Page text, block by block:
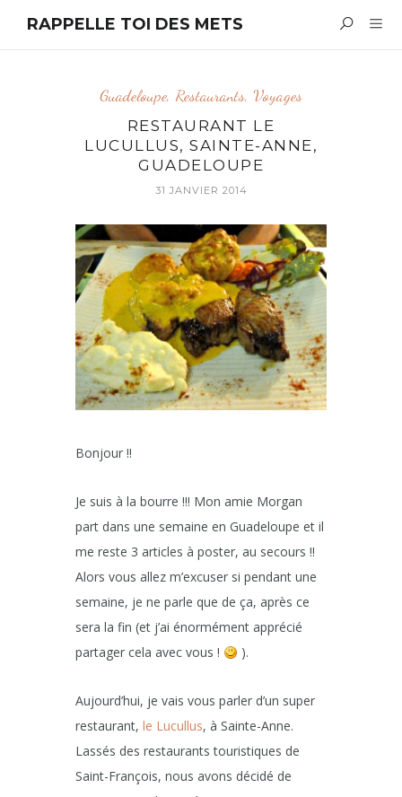
RAPPELLE TOI DES METS
Guadeloupe, Restaurants, Voyages
RESTAURANT LE
LUCULLUS, SAINTE-ANNE,
GUADELOUPE
31 JANVIER 2014
Bonjour !!
Je suis à la bourre !!! Mon amie Morgan
part dans une semaine en Guadeloupe et il
me reste 3 articles à poster, au secours !!
Alors vous allez m’excuser si pendant une
semaine, je ne parle que de ça, après ce
sera la fin (et j’ai énormément apprécié
partager cela avec vous !
).
Aujourd’hui, je vais vous parler d’un super
restaurant, le Lucullus, à Sainte-Anne.
Lassés des restaurants touristiques de
Saint-François, nous avons décidé de